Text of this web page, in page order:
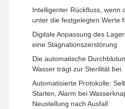
Rechtssache Bitte Um Ein
Angebot
Reinstwasser-Maschine
Intelligenter Rückfluss, wenn
unter die festgelegten Werte
Digitale Anpassung des
eine Stagnationszerstörung
Die automatische
Wasser trägt zur Sterilität bei.
Automatisierte Protokolle:
Starten, Alarm bei
Neustellung nach Ausfall